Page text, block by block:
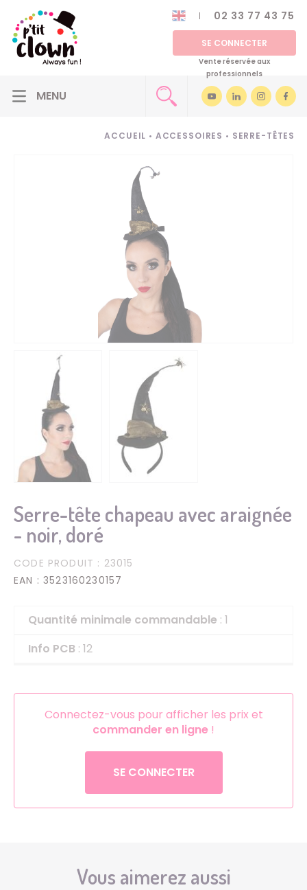
02 33 77 43 75
SE CONNECTER
Vente réservée aux
professionnels
ACCUEIL • ACCESSOIRES • SERRE-TÊTES
Serre-tête chapeau avec araignée
- noir, doré
CODE PRODUIT : 23015
EAN : 3523160230157
Quantité minimale commandable : 1
Info PCB : 12
Connectez-vous pour afficher les prix et
commander en ligne !
SE CONNECTER
Vous aimerez aussi